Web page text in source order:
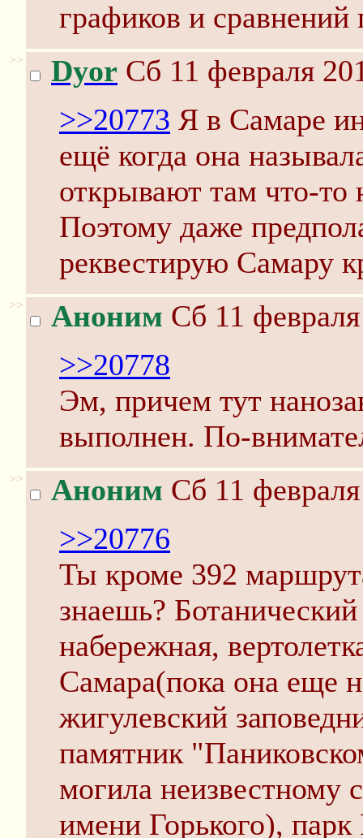
графиков и
>> Dyor Сб 11 февраля
>>20773 Я в Самаре
ещё когда она
открывают там что-то
Поэтому даже
реквестирую Самару
>> Аноним Сб 11
>>20778
Эм, причем тут
выполнен. По-
>> Аноним Сб 11
>>20776
Ты кроме 392
знаешь?
набережная,
Самара(пока она еще
жигулевский
памятник
могила неизвестному
имени Горького),